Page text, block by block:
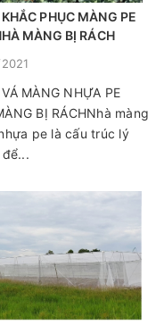
PHỤC MÀNG PE
MÀNG BỊ RÁCH
MÀNG NHỰA PE
BỊ RÁCHNhà màng
pe là cấu trúc lý